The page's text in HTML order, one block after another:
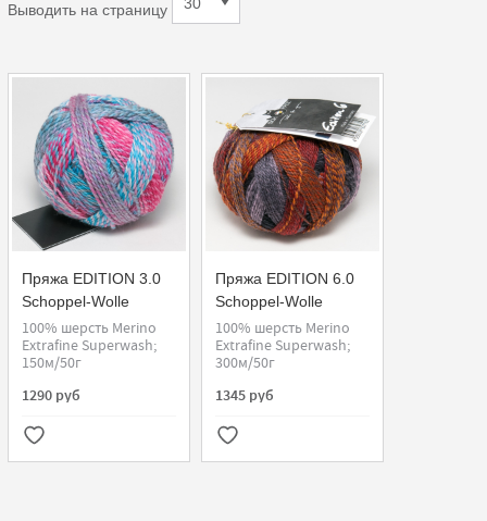
Выводить на страницу
Пряжа EDITION 3.0
Schoppel-Wolle
100% шерсть Merino
Extrafine Superwash;
150м/50г
1290 руб
Пряжа EDITION 6.0
Schoppel-Wolle
100% шерсть Merino
Extrafine Superwash;
300м/50г
1345 руб